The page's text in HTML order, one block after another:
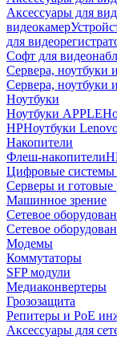
Аксессуары для
видеокамер
для
Софт для
Сервера, ноутбуки
Сервера, ноутбуки
Ноутбуки
Ноутбуки APPLE
HPНоутбуки
Накопители
Флеш-накопители
Цифровые системы
Серверы и готовые
Машинное зрение
Сетевое
Сетевое
Модемы
Коммутаторы
SFP модули
Медиаконвертеры
Грозозащита
Репитеры и PoE
Аксессуары для